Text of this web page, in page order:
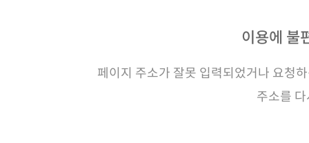
이용에 불
페이지 주소가 잘못 입력되었거나 요청
주소를